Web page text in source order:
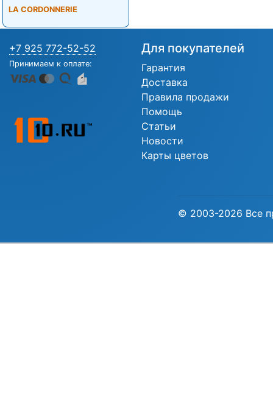
LA CORDONNERIE
+7 925 772-52-52
Принимаем к оплате:
Для покупателей
Гарантия
Доставка
Правила продажи
Помощь
Статьи
Новости
Карты цветов
© 2003-2026 Все